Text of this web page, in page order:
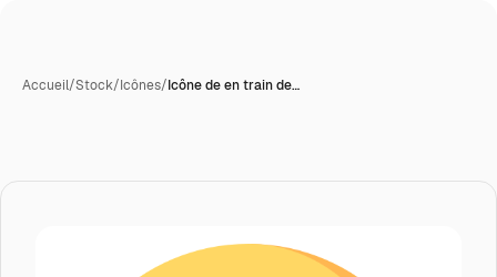
Accueil/Stock/Icônes/Icône de en train de…